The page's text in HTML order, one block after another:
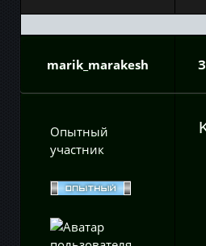
marik_marakesh
Опытный
участник